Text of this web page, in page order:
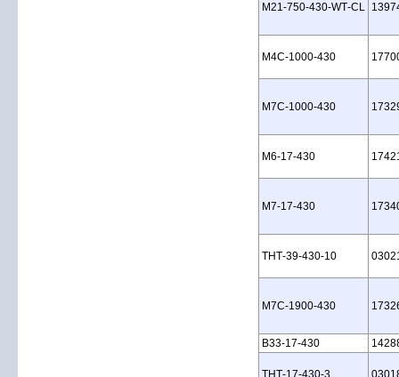
M21‑750‑430‑WT‑CL
M4C‑1000‑430
M7C‑1000‑430
M6‑17‑430
M7‑17‑430
THT‑39‑430‑10
M7C‑1900‑430
B33‑17‑430